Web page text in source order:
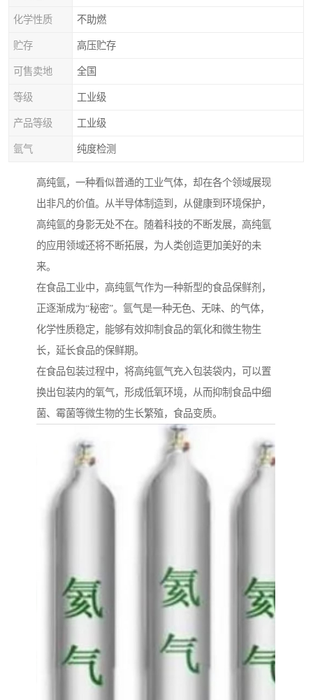
化学性质 不助燃
贮存 高压贮存
可售卖地 全国
等级 工业级
产品等级 工业级
氩气 纯度检测
高纯氩，一种看似普通的工业气体，却在各个领域展现
出非凡的价值。从半导体制造到，从健康到环境保护，
高纯氩的身影无处不在。随着科技的不断发展，高纯氩
的应用领域还将不断拓展，为人类创造更加美好的未
来。
在食品工业中，高纯氩气作为一种新型的食品保鲜剂，
正逐渐成为“秘密”。氩气是一种无色、无味、的气体，
化学性质稳定，能够有效抑制食品的氧化和微生物生
长，延长食品的保鲜期。
在食品包装过程中，将高纯氩气充入包装袋内，可以置
换出包装内的氧气，形成低氧环境，从而抑制食品中细
菌、霉菌等微生物的生长繁殖，食品变质。